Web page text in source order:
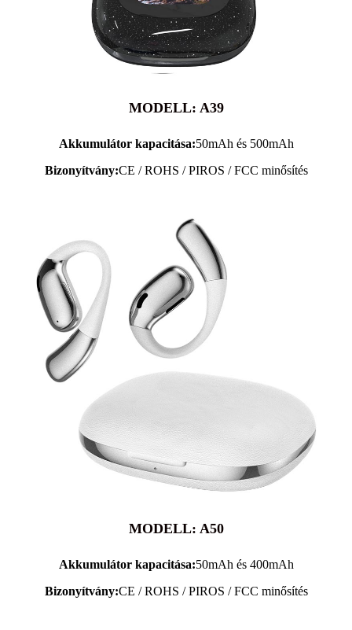
MODELL: A39
Akkumulátor kapacitása:50mAh és 500mAh
Bizonyítvány:CE / ROHS / PIROS / FCC minősítés
MODELL: A50
Akkumulátor kapacitása:50mAh és 400mAh
Bizonyítvány:CE / ROHS / PIROS / FCC minősítés